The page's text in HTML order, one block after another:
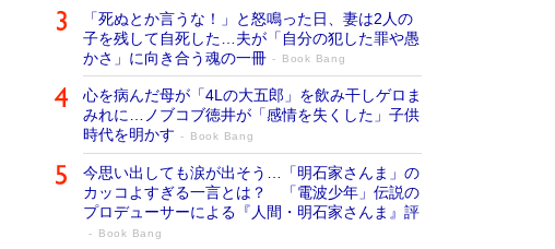
「死ぬとか言うな！」と怒鳴った日、妻は2人の
子を残して自死した…夫が「自分の犯した罪や愚
かさ」に向き合う魂の一冊
Book Bang
心を病んだ母が「4Lの大五郎」を飲み干しゲロま
みれに…ノブコブ徳井が「感情を失くした」子供
時代を明かす
Book Bang
今思い出しても涙が出そう…「明石家さんま」の
カッコよすぎる一言とは？ 「電波少年」伝説の
プロデューサーによる『人間・明石家さんま』評
Book Bang